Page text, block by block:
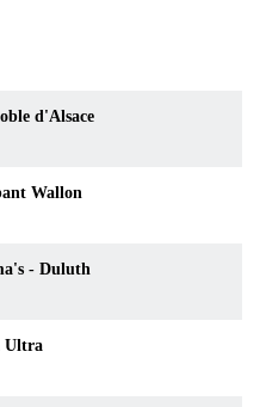
d'Alsace
Wallon
- Duluth
Ultra